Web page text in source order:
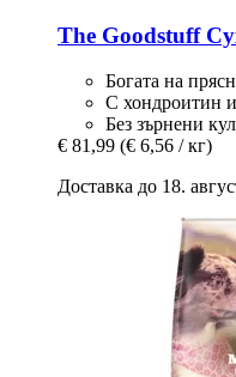
The Goodstuff
Богата на
С хондроитин
Без зърнени
€ 81,99 (€ 6,56 / кг)
Доставка до 18.